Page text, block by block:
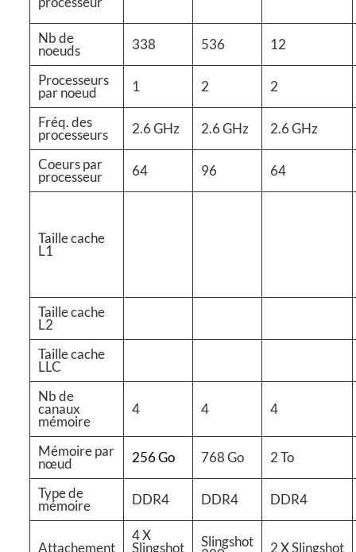
Nb de
noeuds 338 536 12
Processeurs
par noeud 1 2 2
Fréq. des
processeurs 2.6 GHz 2.6 GHz 2.6 GHz
Coeurs par
processeur 64 96 64
Taille cache
L1
Taille cache
L2
Taille cache
LLC
Nb de
canaux
mémoire
4 4 4
Mémoire par
nœud 256 Go 768 Go 2 To
Type de
mémoire DDR4 DDR4 DDR4
Attachement
4 X
Slingshot Slingshot 2 X Slingshot